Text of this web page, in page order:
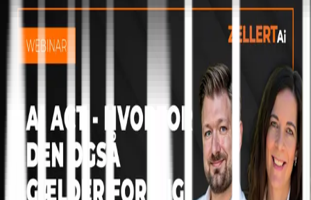
Din virksomhed
bruger Ai. Er du klar
til Ai Act?
Forstå EU's Ai-forordning på 34 minutter - helt
jordnær, uden juridisk tungt sprog. Lasse og Kamilla
fra ZELLERT Ai guider dig gennem det, der faktisk
betyder noget for dig som leder.